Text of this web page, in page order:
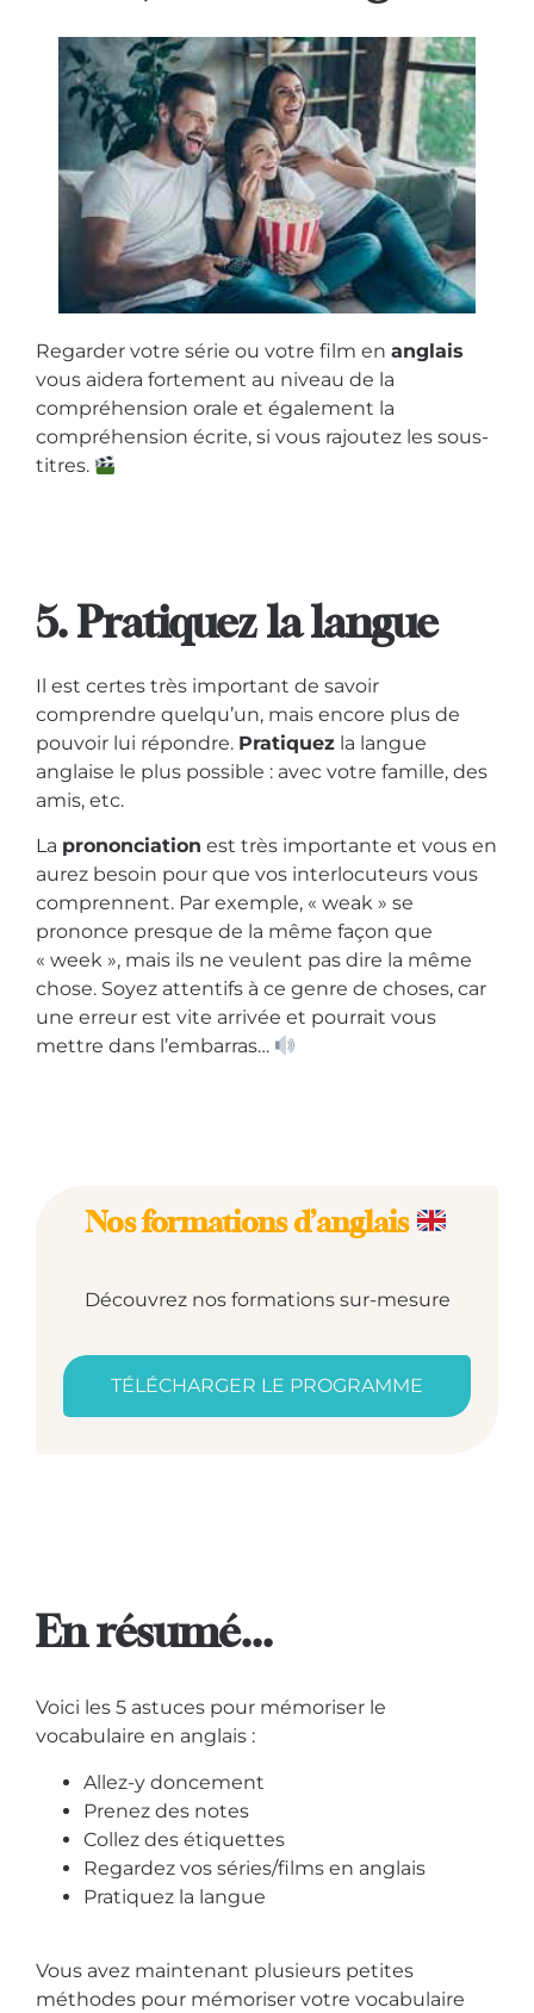
Regarder votre série ou votre film en anglais
vous aidera fortement au niveau de la
compréhension orale et également la
compréhension écrite, si vous rajoutez les sous-
titres.
5. Pratiquez la langue
Il est certes très important de savoir
comprendre quelqu’un, mais encore plus de
pouvoir lui répondre. Pratiquez la langue
anglaise le plus possible : avec votre famille, des
amis, etc.
La prononciation est très importante et vous en
aurez besoin pour que vos interlocuteurs vous
comprennent. Par exemple, « weak » se
prononce presque de la même façon que
« week », mais ils ne veulent pas dire la même
chose. Soyez attentifs à ce genre de choses, car
une erreur est vite arrivée et pourrait vous
mettre dans l’embarras…
Nos formations d’anglais
Découvrez nos formations sur-mesure
TÉLÉCHARGER LE PROGRAMME
En résumé...
Voici les 5 astuces pour mémoriser le
vocabulaire en anglais :
Allez-y doncement
Prenez des notes
Collez des étiquettes
Regardez vos séries/films en anglais
Pratiquez la langue
Vous avez maintenant plusieurs petites
méthodes pour mémoriser votre vocabulaire